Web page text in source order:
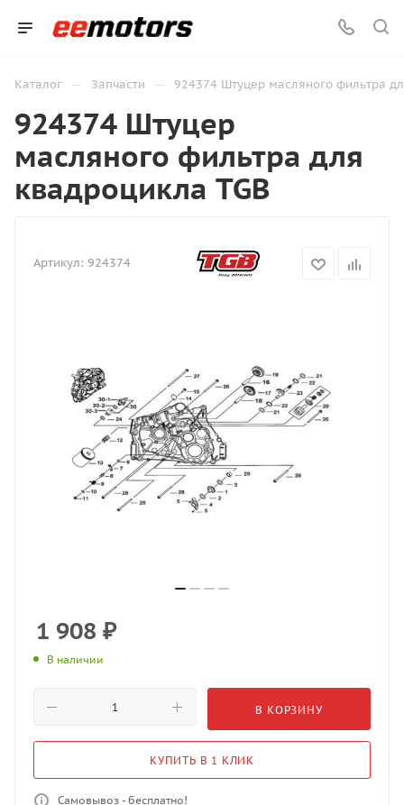
Каталог — Запчасти — 924374 Штуцер масляного фильтра
924374 Штуцер
масляного фильтра для
квадроцикла TGB
Артикул: 924374
1 908 ₽
В наличии
В КОРЗИНУ
КУПИТЬ В 1 КЛИК
Самовывоз - бесплатно!